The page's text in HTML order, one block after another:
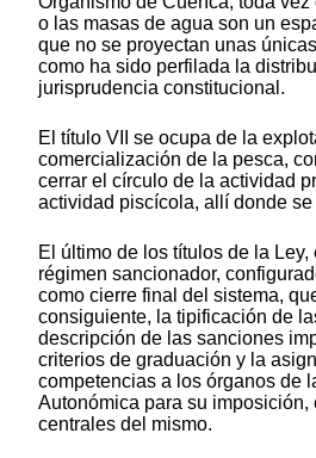
o las masas de agua son un
que no se proyectan unas
como ha sido perfilada la
jurisprudencia constitucional.
El título VII se ocupa de la
comercialización de la pesca,
cerrar el círculo de la actividad
actividad piscícola, allí donde se
El último de los títulos de la Ley,
régimen sancionador,
como cierre final del sistema,
consiguiente, la tipificación de
descripción de las sanciones
criterios de graduación y la
competencias a los órganos de
Autonómica para su imposición,
centrales del mismo.